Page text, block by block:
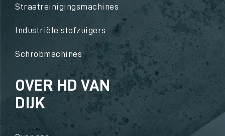
Straatreinigingsmachines
Industriële stofzuigers
Schrobmachines
OVER HD VAN
DIJK